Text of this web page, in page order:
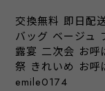
交換無料 即日配
バッグ ベージュ
露宴 二次会 お呼
祭 きれいめ お
emile0174